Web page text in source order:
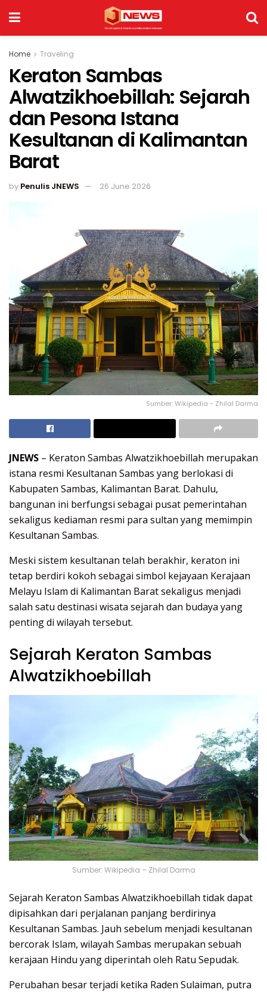
Home Traveling
Keraton Sambas
Alwatzikhoebillah: Sejarah
dan Pesona Istana
Kesultanan di Kalimantan
Barat
by Penulis JNEWS 26 June 2026
Sumber: Wikipedia - Zhilal Darma
JNEWS – Keraton Sambas Alwatzikhoebillah merupakan
istana resmi Kesultanan Sambas yang berlokasi di
Kabupaten Sambas, Kalimantan Barat. Dahulu,
bangunan ini berfungsi sebagai pusat pemerintahan
sekaligus kediaman resmi para sultan yang memimpin
Kesultanan Sambas.
Meski sistem kesultanan telah berakhir, keraton ini
tetap berdiri kokoh sebagai simbol kejayaan Kerajaan
Melayu Islam di Kalimantan Barat sekaligus menjadi
salah satu destinasi wisata sejarah dan budaya yang
penting di wilayah tersebut.
Sejarah Keraton Sambas
Alwatzikhoebillah
Sumber: Wikipedia – Zhilal Darma
Sejarah Keraton Sambas Alwatzikhoebillah tidak dapat
dipisahkan dari perjalanan panjang berdirinya
Kesultanan Sambas. Jauh sebelum menjadi kesultanan
bercorak Islam, wilayah Sambas merupakan sebuah
kerajaan Hindu yang diperintah oleh Ratu Sepudak.
Perubahan besar terjadi ketika Raden Sulaiman, putra